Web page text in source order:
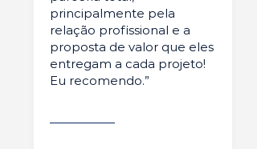
principalmente pela
relação profissional e a
proposta de valor que eles
entregam a cada projeto!
Eu recomendo.”